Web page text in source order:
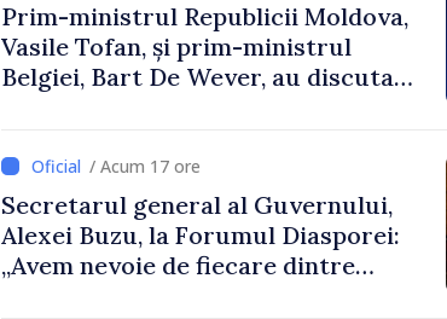
Prim-ministrul Republicii Moldova,
Vasile Tofan, și prim-ministrul
Belgiei, Bart De Wever, au discutat
/ Acum 17 ore
Secretarul general al Guvernului,
Alexei Buzu, la Forumul Diasporei:
„Avem nevoie de fiecare dintre